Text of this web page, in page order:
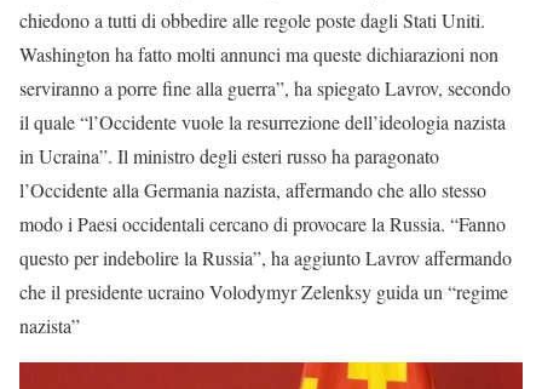
chiedono a tutti di obbedire alle regole poste dagli Stati Uniti.
Washington ha fatto molti annunci ma queste dichiarazioni non
serviranno a porre fine alla guerra”, ha spiegato Lavrov, secondo
il quale “l’Occidente vuole la resurrezione dell’ideologia nazista
in Ucraina”. Il ministro degli esteri russo ha paragonato
l’Occidente alla Germania nazista, affermando che allo stesso
modo i Paesi occidentali cercano di provocare la Russia. “Fanno
questo per indebolire la Russia”, ha aggiunto Lavrov affermando
che il presidente ucraino Volodymyr Zelenksy guida un “regime
nazista”